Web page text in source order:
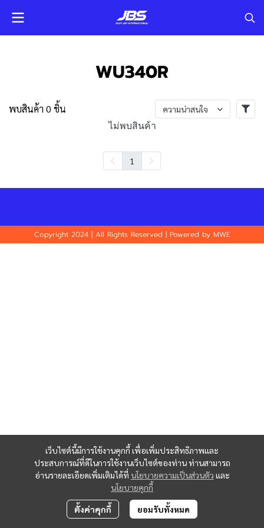
WU340R
พบสินค้า 0 ชิ้น ความน่าสนใจ
ไม่พบสินค้า
1
เว็บไซต์นี้มีการใช้งานคุกกี้ เพื่อเพิ่มประสิทธิภาพและ
ประสบการณ์ที่ดีในการใช้งานเว็บไซต์ของท่าน ท่านสามารถ
อ่านรายละเอียดเพิ่มเติมได้ที่ นโยบายความเป็นส่วนตัว และ
นโยบายคุกกี้
ตั้งค่าคุกกี้ ยอมรับทั้งหมด
Copyright 2024 | All Rights Reserved | Powered by MWE